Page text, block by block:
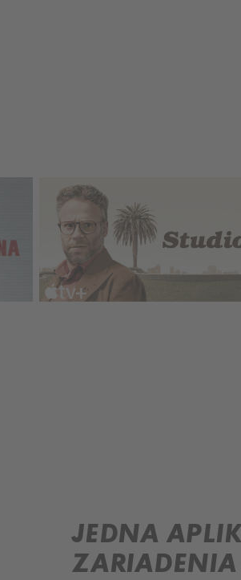
JEDNA
ZARIADENIA